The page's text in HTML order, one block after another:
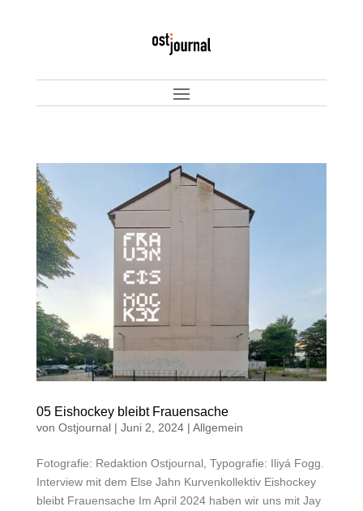
05 Eishockey bleibt Frauensache
von Ostjournal| Juni 2, 2024| Allgemein
Fotografie: Redaktion Ostjournal, Typografie: Iliyá Fogg.
Interview mit dem Else Jahn Kurvenkollektiv Eishockey
bleibt Frauensache Im April 2024 haben wir uns mit Jay